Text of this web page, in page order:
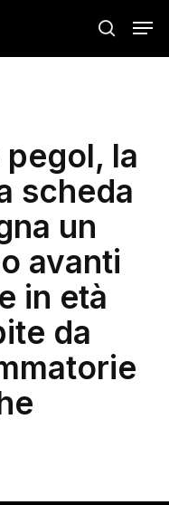
search
la
scheda
un
avanti
in età
da